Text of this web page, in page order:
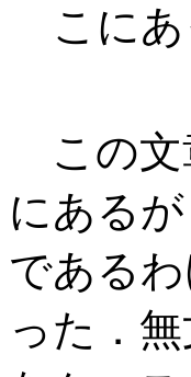
こに
この文
にある
である
った．